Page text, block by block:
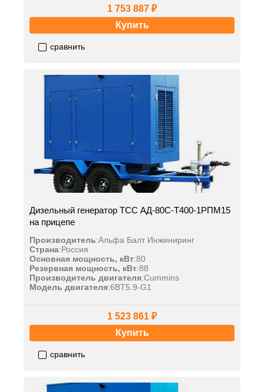
1 753 887 ₽
Купить
сравнить
Дизельный генератор ТСС АД-80С-Т400-1РПМ15
на прицепе
Производитель:Альфа Балт Инжиниринг
Страна:Россия
Основная мощность, кВт:80
Резервная мощность, кВт:88
Производитель двигателя:Cummins
Модель двигателя:6BT5.9-G1
1 523 861 ₽
Купить
сравнить